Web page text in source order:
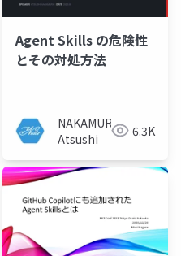
Agent Skills の危険性
とその対処方法
NAKAMURA
Atsushi
6.3K